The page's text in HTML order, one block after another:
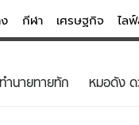
กีฬา เศรษฐกิจ ไล
ตรวจหวย
ทํานายทายทัก หมอดัง ด